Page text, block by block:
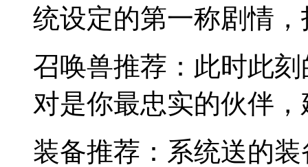
统设定的第一称剧情
召唤兽推荐：此时此
对是你最忠实的伙伴
装备推荐：系统送的